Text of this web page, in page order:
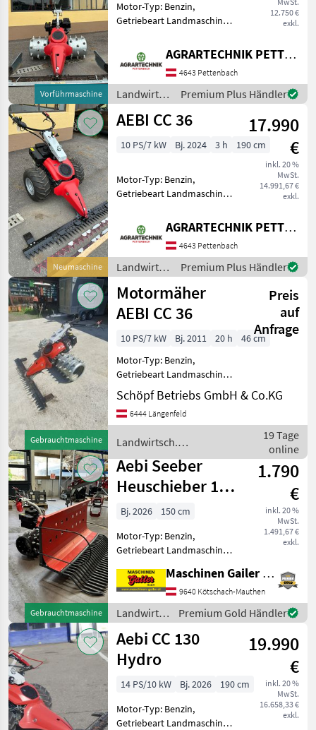
Vorführmaschine
12.750 €
exkl.
Motor-Typ: Benzin,
Getriebeart Landmaschine:
Differentialsperre,
Lenkbremse, Fingerbalken,
Lenkhebellenkung Der Aebi
Motormäher CC110 aus
dem
AGRARTECHNIK PETTENBACH GMBH
4643 Pettenbach
Landwirtsch.
Motorfahrzeuge
/ Aebi
Premium Plus Händler
Neumaschine
AEBI CC 36
17.990
€
inkl. 20 %
MwSt.
14.991,67 €
exkl.
10 PS/7 kW Bj. 2024 3 h 190 cm
Motor-Typ: Benzin,
Getriebeart Landmaschine:
Zylinderanzahl: 1 Zylinder,
Differentialsperre,
Lenkbremse, Fingerbalken,
Ölkühler,
Lenkhebellenkung,
Radauss
AGRARTECHNIK PETTENBACH GMBH
4643 Pettenbach
Landwirtsch.
Motorfahrzeuge
/ Aebi
Premium Plus Händler
Gebrauchtmaschine
Motormäher
AEBI CC 36
Preis
auf
Anfrage
10 PS/7 kW Bj. 2011 20 h
46 cm
Motor-Typ: Benzin,
Getriebeart Landmaschine:
Hydrostatgetriebe,
Zylinderanzahl: 1 Zylinder
mit Stachelwalzen; Balken
Landwirtsch. Motorfahrze
Schöpf Betriebs GmbH & Co.KG
6444 Längenfeld
Landwirtsch.
Motorfahrzeuge / Aebi
19 Tage
online
Gebrauchtmaschine
Aebi Seeber
Heuschieber 150
- 250cm
Arbeitsbreite
1.790
€
inkl. 20 %
MwSt.
1.491,67 €
exkl.
Bj. 2026
150 cm
Motor-Typ: Benzin,
Getriebeart Landmaschine:
Zylinderanzahl: 1 Zylinder
Seeber Heuschieber mit
Arbeitsbreite 150 - 250 cm,
mit abnehmbaren
Seitenbügel,
Maschinen Gailer GmbH
9640 Kötschach-Mauthen
Landwirtsch.
Motorfahrzeuge
/ Aebi
Premium Gold Händler
Aebi CC 130
Hydro
19.990
€
inkl. 20 %
MwSt.
16.658,33 €
exkl.
14 PS/10 kW Bj. 2026
190 cm
Motor-Typ: Benzin,
Getriebeart Landmaschine: